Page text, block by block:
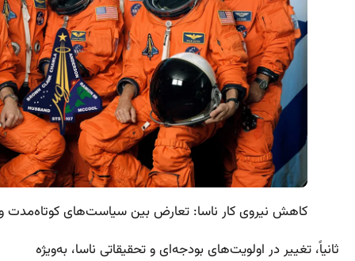
کاهش نیروی کار ناسا: تعارض بین سیاست‌های کوتاه‌مدت
ثانیاً، تغییر در اولویت‌های بودجه‌ای و تحقیقاتی ناسا، به‌ویژه